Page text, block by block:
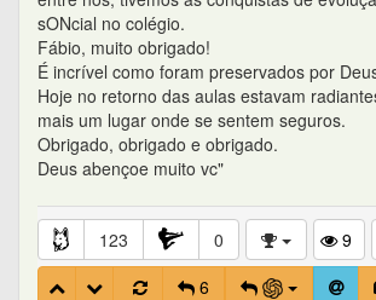
sONcial no colégio.
Fábio, muito obrigado!
É incrível como foram preservados por
Hoje no retorno das aulas estavam
mais um lugar onde se sentem seguros.
Obrigado, obrigado e obrigado.
Deus abençoe muito vc"
123 0
9
6